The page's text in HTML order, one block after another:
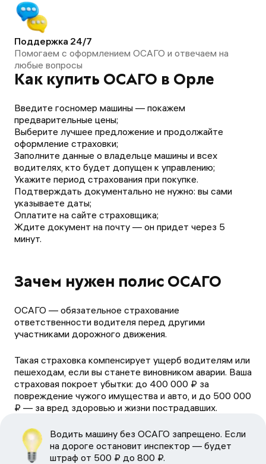
Поддержка 24/7
Помогаем с оформлением ОСАГО и отвечаем на
любые вопросы
Как купить ОСАГО в Орле
Введите госномер машины — покажем
предварительные цены;
Выберите лучшее предложение и продолжайте
оформление страховки;
Заполните данные о владельце машины и всех
водителях, кто будет допущен к управлению;
Укажите период страхования при покупке.
Подтверждать документально не нужно: вы сами
указываете даты;
Оплатите на сайте страховщика;
Ждите документ на почту — он придет через 5
минут.
Зачем нужен полис ОСАГО
ОСАГО — обязательное страхование
ответственности водителя перед другими
участниками дорожного движения.
Такая страховка компенсирует ущерб водителям или
пешеходам, если вы станете виновником аварии. Ваша
страховая покроет убытки: до 400 000 ₽ за
повреждение чужого имущества и авто, и до 500 000
₽ — за вред здоровью и жизни пострадавших.
Водить машину без ОСАГО запрещено. Если
на дороге остановит инспектор — будет
штраф от 500 ₽ до 800 ₽.